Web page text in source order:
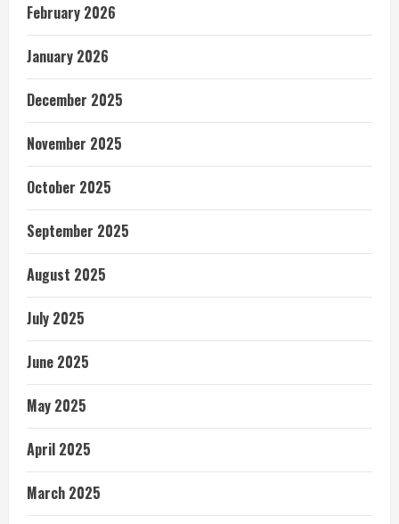
February 2026
January 2026
December 2025
November 2025
October 2025
September 2025
August 2025
July 2025
June 2025
May 2025
April 2025
March 2025